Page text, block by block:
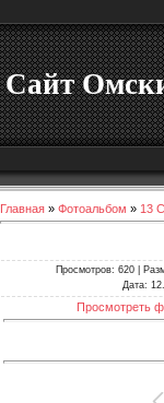
Сайт
Главная » Фотоальбом » 13
Просмотров: 620 |
Дата:
Просмотреть